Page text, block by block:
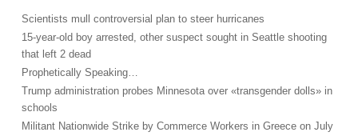
Scientists mull controversial plan to steer hurricanes
15-year-old boy arrested, other suspect sought in Seattle shooting
that left 2 dead
Prophetically Speaking…
Trump administration probes Minnesota over «transgender dolls» in
schools
Militant Nationwide Strike by Commerce Workers in Greece on July